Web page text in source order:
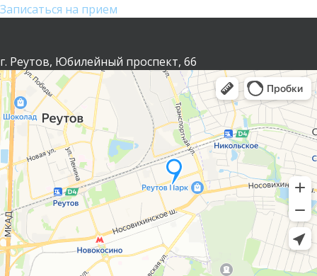
Записаться на прием
г. Реутов, Юбилейный проспект, 66